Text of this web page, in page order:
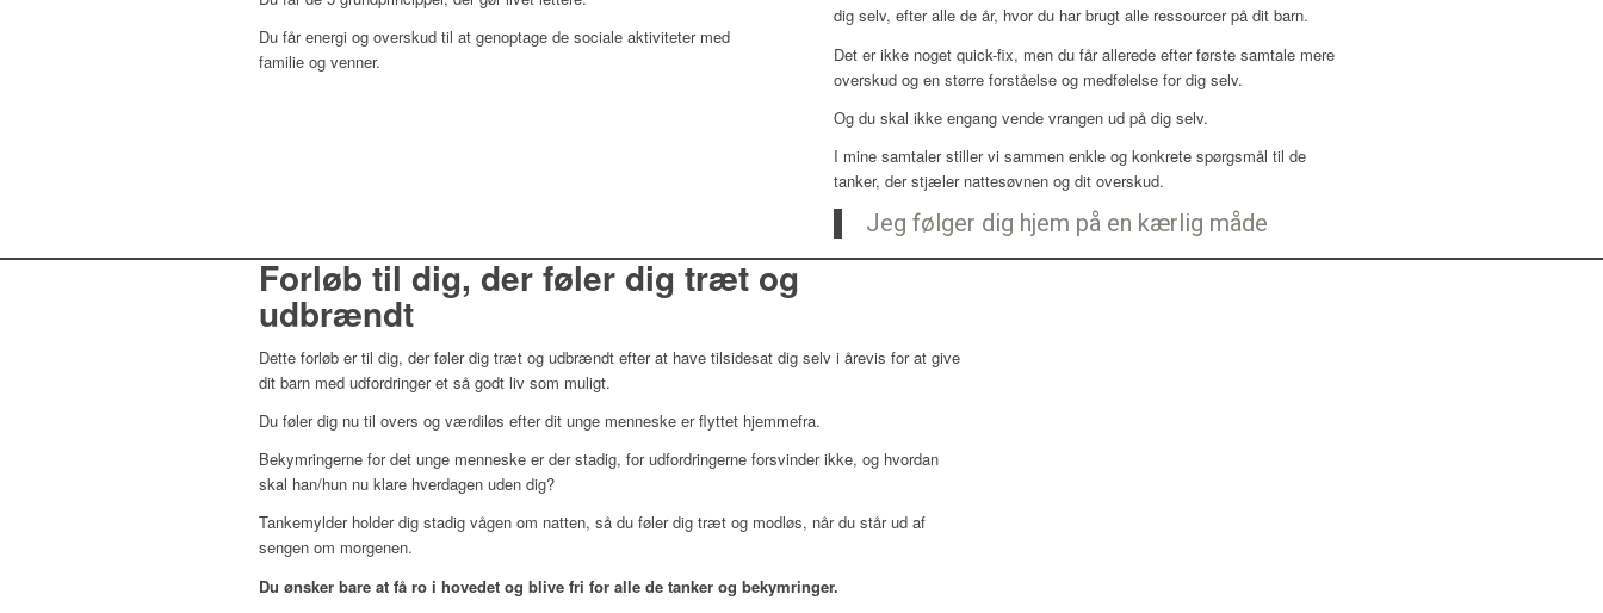
Du får energi og overskud til at genoptage de sociale aktiviteter med
familie og venner.
dig selv, efter alle de år, hvor du har brugt alle ressourcer på dit barn.
Det er ikke noget quick-fix, men du får allerede efter første samtale mere
overskud og en større forståelse og medfølelse for dig selv.
Og du skal ikke engang vende vrangen ud på dig selv.
I mine samtaler stiller vi sammen enkle og konkrete spørgsmål til de
tanker, der stjæler nattesøvnen og dit overskud.
Jeg følger dig hjem på en kærlig måde
Forløb til dig, der føler dig træt og
udbrændt
Dette forløb er til dig, der føler dig træt og udbrændt efter at have tilsidesat dig selv i årevis for at give
dit barn med udfordringer et så godt liv som muligt.
Du føler dig nu til overs og værdiløs efter dit unge menneske er flyttet hjemmefra.
Bekymringerne for det unge menneske er der stadig, for udfordringerne forsvinder ikke, og hvordan
skal han/hun nu klare hverdagen uden dig?
Tankemylder holder dig stadig vågen om natten, så du føler dig træt og modløs, når du står ud af
sengen om morgenen.
Du ønsker bare at få ro i hovedet og blive fri for alle de tanker og bekymringer.